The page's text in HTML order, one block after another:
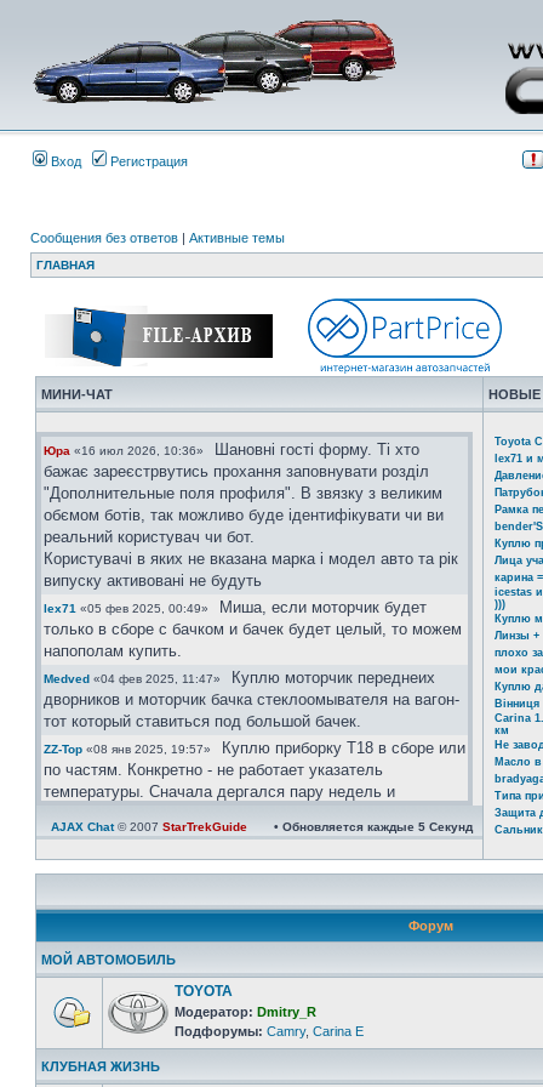
Вход Регистрация
Сообщения без ответов | Активные темы
ГЛАВНАЯ
МИНИ-ЧАТ НОВЫЕ
Юра «16 июл 2026, 10:36»
Шановні гості форму. Ті хто
бажає зареєстрвутись прохання заповнувати розділ
"Дополнительные поля профиля". В звязку з великим
обємом ботів, так можливо буде ідентифікувати чи ви
реальний користувач чи бот.
Користувачі в яких не вказана марка і модел авто та рік
випуску активовані не будуть
lex71 «05 фев 2025, 00:49»
Миша, если моторчик будет
только в сборе с бачком и бачек будет целый, то можем
напополам купить.
Medved «04 фев 2025, 11:47»
Куплю моторчик переднеих
дворников и моторчик бачка стеклоомывателя на вагон-
тот который ставиться под большой бачек.
ZZ-Top «08 янв 2025, 19:57»
Куплю приборку Т18 в сборе или
по частям. Конкретно - не работает указатель
температуры. Сначала дергался пару недель и
icestas«24 май 2024, 22:19»Ахринеть конечно, красавцы!
"Дополнительные поля профиля". В звязку з великим
обємом ботів, так можливо буде ідентифікувати чи ви
реальний користувач чи бот.
Користувачі в яких не вказана марка і модел авто та рік
випуску активовані не будуть.
Юра«08 апр 2024, 21:08»https://invite.viber.com/?
g2=AQAtPOOoAP ... zA&lang=ru
Юра«08 апр 2024, 21:06»
AJAX Chat© 2007 StarTrekGuide • Обновляется каждые 5 Секунд
Toyota
lex71 и
Рамка
Куплю
Лица
карина
icestas
)))
Куплю
Линзы +
плохо
мои
Куплю
Carina
км
Не
Масло в
Типа
Защита
Форум
МОЙ АВТОМОБИЛЬ
TOYOTA
Модератор: Dmitry_R
Подфорумы: Camry, Carina E
КЛУБНАЯ ЖИЗНЬ